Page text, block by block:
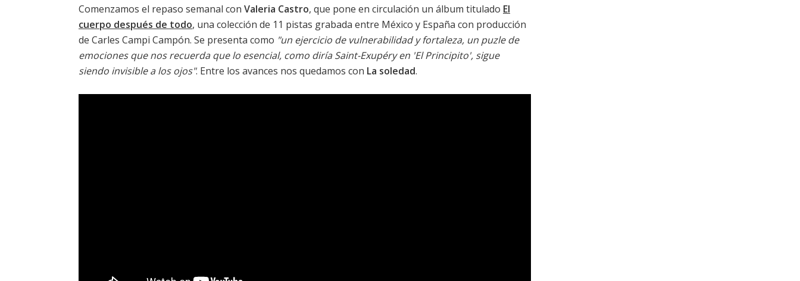
Comenzamos el repaso semanal con Valeria Castro, que pone en circulación un álbum titulado El
cuerpo después de todo, una colección de 11 pistas grabada entre México y España con producción
de Carles Campi Campón. Se presenta como "un ejercicio de vulnerabilidad y fortaleza, un puzle de
emociones que nos recuerda que lo esencial, como diría Saint-Exupéry en 'El Principito', sigue
siendo invisible a los ojos". Entre los avances nos quedamos con La soledad.